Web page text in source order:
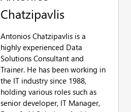
Chatzipavlis
Antonios Chatzipavlis is a
highly experienced Data
Solutions Consultant and
Trainer. He has been working in
the IT industry since 1988,
holding various roles such as
senior developer, IT Manager,